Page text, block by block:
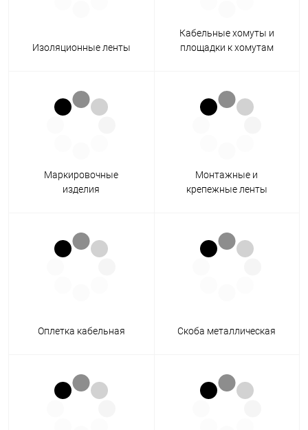
Изоляционные ленты
Кабельные хомуты и
площадки к хомутам
Маркировочные
изделия
Монтажные и
крепежные ленты
Оплетка кабельная Скоба металлическая